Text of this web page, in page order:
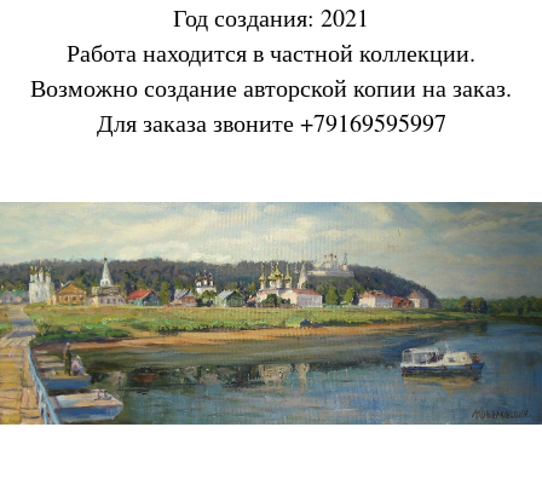
Год создания: 2021
Работа находится в частной коллекции.
Возможно создание авторской копии на заказ.
Для заказа звоните +79169595997